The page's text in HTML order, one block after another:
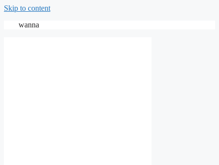
Skip to content
wanna